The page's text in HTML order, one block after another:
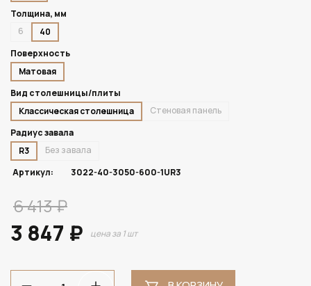
Толщина, мм
6
40
Поверхность
Матовая
Вид столешницы/плиты
Классическая столешница
Стеновая панель
Радиус завала
R3
Без завала
Артикул:
3022-40-3050-600-1UR3
6 413 ₽
3 847 ₽ цена за 1 шт